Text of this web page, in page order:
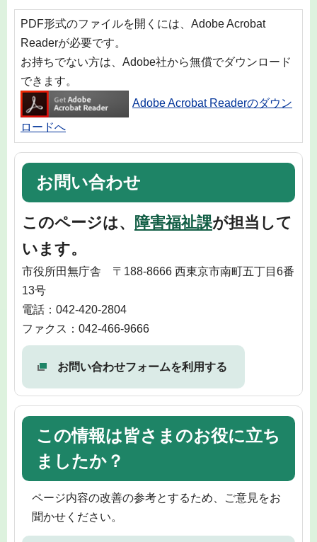
PDF形式のファイルを開くには、Adobe Acrobat
Readerが必要です。
お持ちでない方は、Adobe社から無償でダウンロード
できます。
Adobe Acrobat Readerのダウン
ロードへ
お問い合わせ
このページは、 障害福祉課が担当して
います。
市役所田無庁舎 〒188-8666 西東京市南町五丁目6番
13号
電話：042-420-2804
ファクス：042-466-9666
お問い合わせフォームを利用する
この情報は皆さまのお役に立ち
ましたか？
ページ内容の改善の参考とするため、ご意見をお
聞かせください。